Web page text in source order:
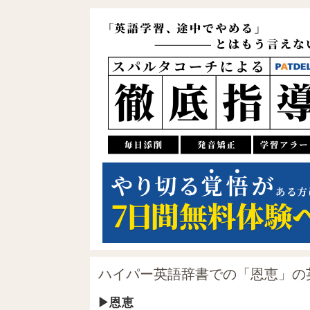
ハイパー英語辞書での「恩恵」の
恩恵